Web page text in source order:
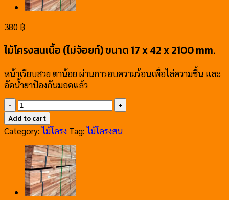
380 ฿
ไม้โครงสนเนื้อ (ไม่จ้อยท์) ขนาด 17 x 42 x 2100 mm.
หน้าเรียบสวย ตาน้อย ผ่านการอบความร้อนเพื่อไล่ความชื้น และ
อัดน้ำยาป้องกันมอดแล้ว
ไม้
โครง
สน
เนื้อ
(ไม่
จ้อย
ท์)
ขนาด
17
Add to cart
Category:ไม้โครง Tag:ไม้โครงสน